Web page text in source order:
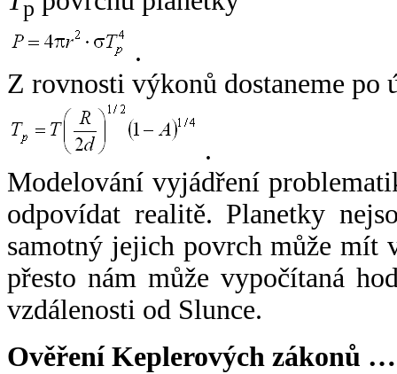
p
.
Z rovnosti výkonů dostaneme po
.
Modelování vyjádření
odpovídat realitě. Planetky
samotný jejich povrch může mít
přesto nám může vypočítaná
vzdálenosti od Slunce.
Ověření Keplerových zákonů …